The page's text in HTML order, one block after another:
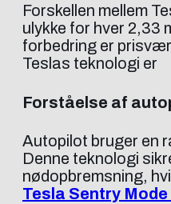
Forskellen mellem
ulykke for hver 2,33
forbedring er
Teslas teknologi er
Forståelse af
Autopilot bruger en
Denne teknologi
nødopbremsning,
Tesla Sentry Mode